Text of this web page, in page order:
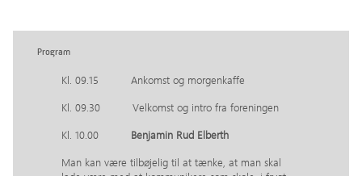
Program
Kl. 09.15 Ankomst og morgenkaffe
Kl. 09.30 Velkomst og intro fra foreningen
Kl. 10.00 Benjamin Rud Elberth
Man kan være tilbøjelig til at tænke, at man skal